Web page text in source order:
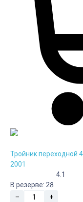
Тройник переходной
2001
4.1
В резерве: 28
–
+